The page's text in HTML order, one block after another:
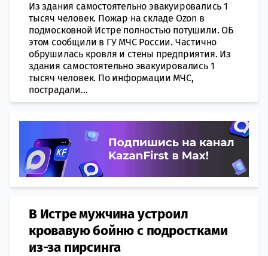
Из здания самостоятельно эвакуировались 1
тысяч человек. Пожар на складе Ozon в
подмосковной Истре полностью потушили. ОБ
этом сообщили в ГУ МЧС России. Частично
обрушилась кровля и стены предприятия. Из
здания самостоятельно эвакуировались 1
тысяч человек. По информации МЧС,
пострадали...
В Истре мужчина устроил
кровавую бойню с подростками
из-за пирсинга